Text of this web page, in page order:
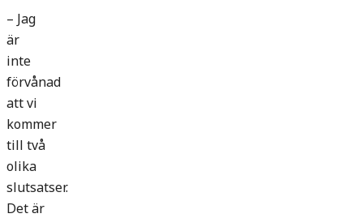
– Jag
är
inte
förvånad
att vi
kommer
till två
olika
slutsatser.
Det är